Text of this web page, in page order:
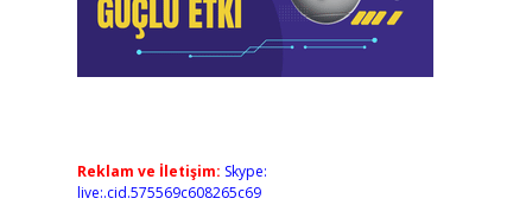
Reklam ve İletişim: Skype:
live:.cid.575569c608265c69